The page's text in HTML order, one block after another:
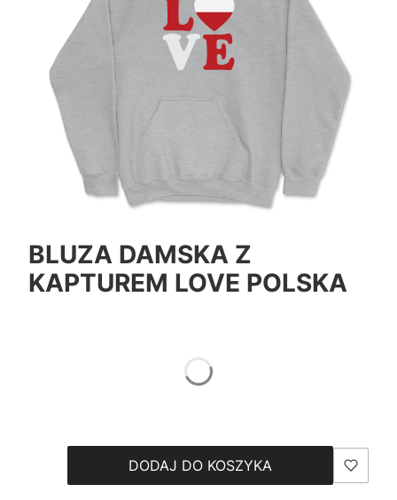
BLUZA DAMSKA Z
KAPTUREM LOVE POLSKA
DODAJ DO KOSZYKA